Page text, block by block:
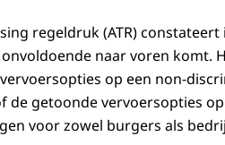
regeldruk (ATR)
naar voren komt.
op een non-
de getoonde vervoersopties
voor zowel burgers als